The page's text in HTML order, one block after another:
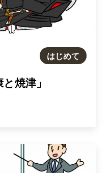
はじめて
焼津」